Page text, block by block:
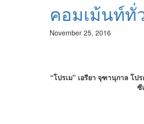
คอมเม้นท์ทั่
November 25, 2016
“โปรเม” เอรียา จุฑานุกาล โ
ซี